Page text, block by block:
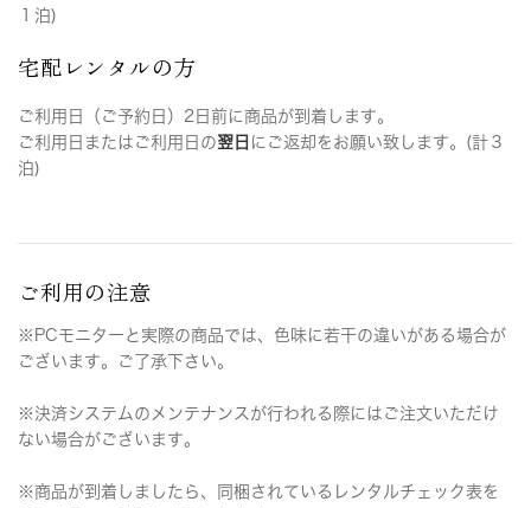
１泊)
宅配レンタルの方
ご利用日（ご予約日）2日前に商品が到着します。
ご利用日またはご利用日の翌日 にご返却をお願い致します。(計３
泊)
ご利用の注意
※PCモニターと実際の商品では、色味に若干の違いがある場合が
ございます。ご了承下さい。
※決済システムのメンテナンスが行われる際にはご注文いただけ
ない場合がございます。
※商品が到着しましたら、同梱されているレンタルチェック表を